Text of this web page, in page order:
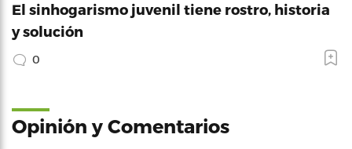
El sinhogarismo juvenil tiene rostro, historia
y solución
0
Opinión y Comentarios